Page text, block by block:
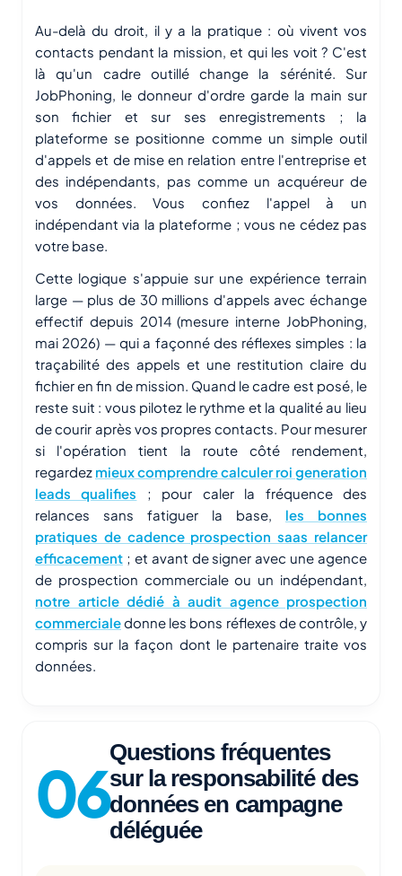
Au-delà du droit, il y a la pratique : où vivent vos
contacts pendant la mission, et qui les voit ? C'est
là qu'un cadre outillé change la sérénité. Sur
JobPhoning, le donneur d'ordre garde la main sur
son fichier et sur ses enregistrements ; la
plateforme se positionne comme un simple outil
d'appels et de mise en relation entre l'entreprise et
des indépendants, pas comme un acquéreur de
vos données. Vous confiez l'appel à un
indépendant via la plateforme ; vous ne cédez pas
votre base.
Cette logique s'appuie sur une expérience terrain
large — plus de 30 millions d'appels avec échange
effectif depuis 2014 (mesure interne JobPhoning,
mai 2026) — qui a façonné des réflexes simples : la
traçabilité des appels et une restitution claire du
fichier en fin de mission. Quand le cadre est posé, le
reste suit : vous pilotez le rythme et la qualité au lieu
de courir après vos propres contacts. Pour mesurer
si l'opération tient la route côté rendement,
regardez mieux comprendre calculer roi generation
leads qualifies ; pour caler la fréquence des
relances sans fatiguer la base, les bonnes
pratiques de cadence prospection saas relancer
efficacement ; et avant de signer avec une agence
de prospection commerciale ou un indépendant,
notre article dédié à audit agence prospection
commercialedonne les bons réflexes de contrôle, y
compris sur la façon dont le partenaire traite vos
données.
Questions fréquentes
sur la responsabilité des
données en campagne
déléguée